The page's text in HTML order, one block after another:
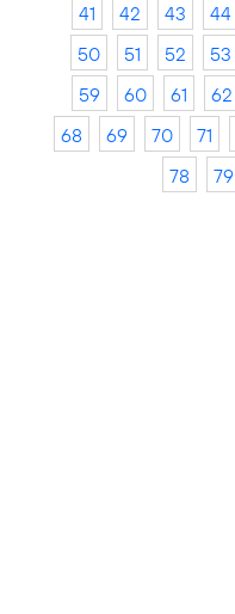
41
42 43 44
50
51 52 53
59
60 61 62
68
69 70 71
78
79